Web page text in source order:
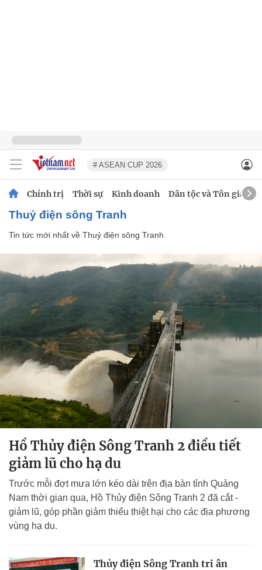
# ASEAN CUP 2026
Chính trị Thời sự Kinh doanh Dân tộc và Tôn giáo
Thuỷ điện sông Tranh
Tin tức mới nhất về Thuỷ điện sông Tranh
Hồ Thủy điện Sông Tranh 2 điều tiết
giảm lũ cho hạ du
Trước mỗi đợt mưa lớn kéo dài trên địa bàn tỉnh Quảng
Nam thời gian qua, Hồ Thủy điện Sông Tranh 2 đã cắt -
giảm lũ, góp phần giảm thiểu thiệt hại cho các địa phương
vùng hạ du.
Thủy điện Sông Tranh tri ân